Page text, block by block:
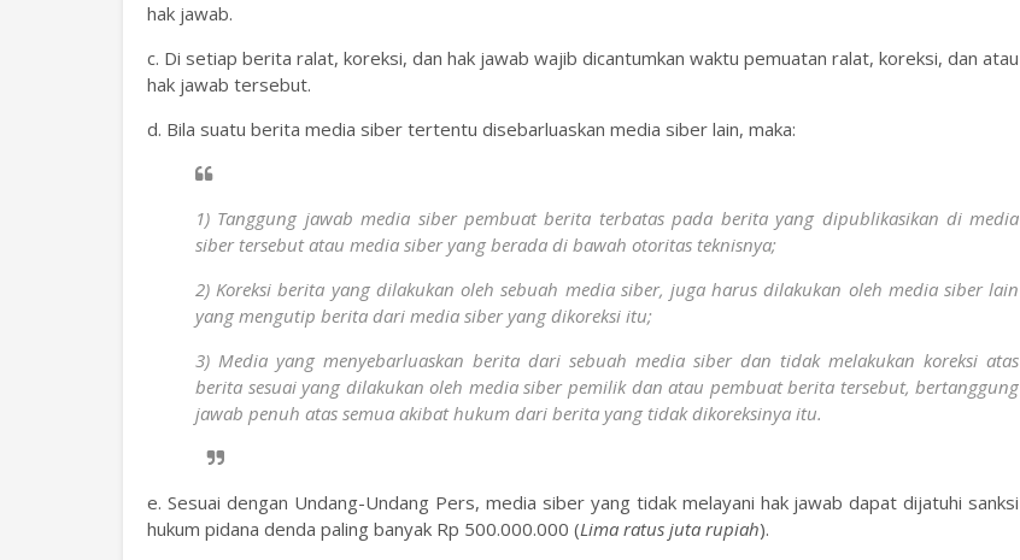
hak jawab.
c. Di setiap berita ralat, koreksi, dan hak jawab wajib dicantumkan waktu pemuatan ralat, koreksi, dan atau
hak jawab tersebut.
d. Bila suatu berita media siber tertentu disebarluaskan media siber lain, maka:
1) Tanggung jawab media siber pembuat berita terbatas pada berita yang dipublikasikan di media
siber tersebut atau media siber yang berada di bawah otoritas teknisnya;
2) Koreksi berita yang dilakukan oleh sebuah media siber, juga harus dilakukan oleh media siber lain
yang mengutip berita dari media siber yang dikoreksi itu;
3) Media yang menyebarluaskan berita dari sebuah media siber dan tidak melakukan koreksi atas
berita sesuai yang dilakukan oleh media siber pemilik dan atau pembuat berita tersebut, bertanggung
jawab penuh atas semua akibat hukum dari berita yang tidak dikoreksinya itu.
e. Sesuai dengan Undang-Undang Pers, media siber yang tidak melayani hak jawab dapat dijatuhi sanksi
hukum pidana denda paling banyak Rp 500.000.000 (Lima ratus juta rupiah).